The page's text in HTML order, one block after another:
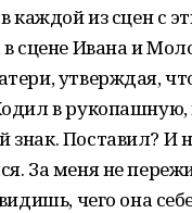
каждой из сцен с
сцене Ивана и
утверждая,
в
знак. Поставил? И
За меня не
чего она